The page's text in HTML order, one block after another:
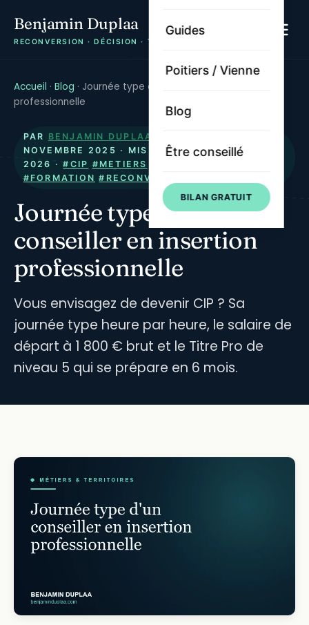
Benjamin Duplaa
RECONVERSION · DÉCISION · TRAJECTOIRE
Guides
Poitiers / Vienne
Blog
Être conseillé
BILAN GRATUIT
Accueil · Blog · Journée type d'un conseiller en insertion
professionnelle
PAR BENJAMIN DUPLAA
NOVEMBRE 2025 · MIS À JOUR LE6 AOÛT
2026 ·#CIP #METIERS
#FORMATION #RECONVERSION
Journée type d'un
conseiller en insertion
professionnelle
Vous envisagez de devenir CIP ? Sa
journée type heure par heure, le salaire de
départ à 1 800 € brut et le Titre Pro de
niveau 5 qui se prépare en 6 mois.